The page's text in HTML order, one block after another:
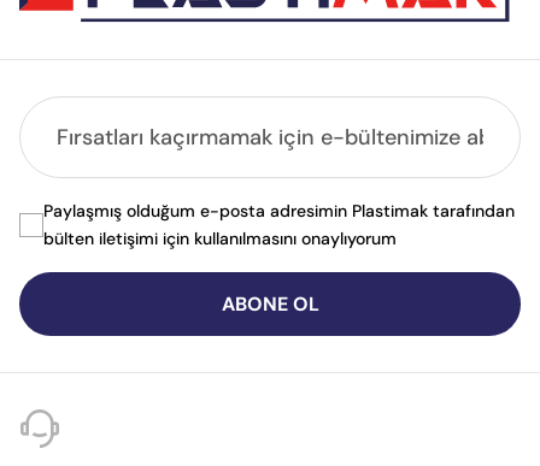
ABONE OL
Paylaşmış olduğum e-posta adresimin Plastimak tarafından
bülten iletişimi için kullanılmasını onaylıyorum